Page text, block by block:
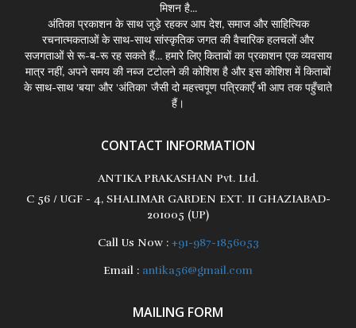
मिशन है...
अंतिका प्रकाशन के साथ जुड़े रहकर आप देश, समाज और साहित्यिक
रचनात्मकताओं के साथ-साथ सांस्कृतिक जगत की वैचारिक हलचलों और
सजगताओं से रू-ब-रू रह सकते हैं... हमारे लिए किताबों का प्रकाशन एक व्यवसाय
मात्र नहीं, अपने समय की नब्ज टटोलने की कोशिश है और इस कोशिश में किताबों
के साथ-साथ 'बया' और 'अंतिका' जैसी दो महत्त्वपूण पत्रिकाएँ भी आप तक पहुँचाते
हैं।
CONTACT INFORMATION
ANTIKA PRAKASHAN Pvt. Ltd.
C 56 / UGF - 4, SHALIMAR GARDEN EXT. II GHAZIABAD-
201005 (UP)
Call Us Now : +91-987-1856053
Email : antika56@gmail.com
MAILING FORM